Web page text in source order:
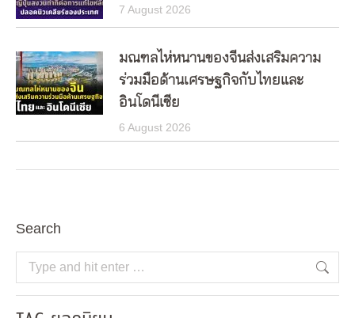
7 August 2026
มณฑลไห่หนานของจีนส่งเสริมความ
ร่วมมือด้านเศรษฐกิจกับไทยและ
อินโดนีเซีย
6 August 2026
Search
Search: